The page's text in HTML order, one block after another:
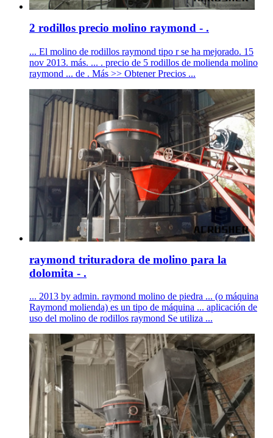
2 rodillos precio molino raymond - .
... El molino de rodillos raymond tipo r se ha mejorado. 15
nov 2013. más. ... . precio de 5 rodillos de molienda molino
raymond ... de . Más >> Obtener Precios ...
raymond trituradora de molino para la
dolomita - .
... 2013 by admin. raymond molino de piedra ... (o máquina
Raymond molienda) es un tipo de máquina ... aplicación de
uso del molino de rodillos raymond Se utiliza ...